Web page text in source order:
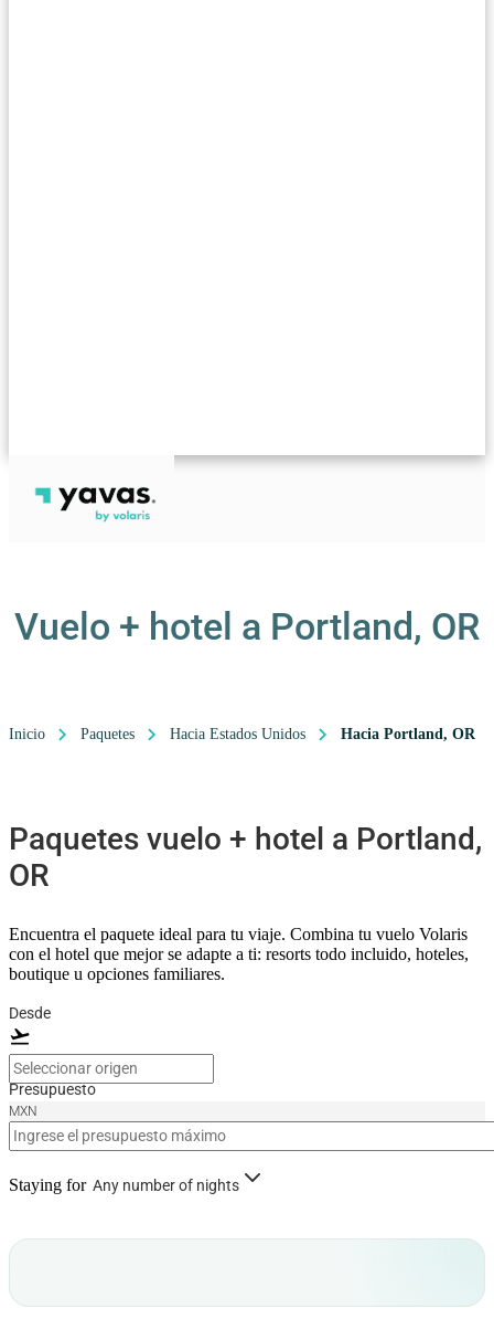
Vuelo + hotel a Portland, OR
Inicio Paquetes Hacia Estados Unidos Hacia Portland, OR
Paquetes vuelo + hotel a Portland,
OR
Encuentra el paquete ideal para tu viaje. Combina tu vuelo Volaris
con el hotel que mejor se adapte a ti: resorts todo incluido, hoteles,
boutique u opciones familiares.
Desde
flight_takeoff
Presupuesto
MXN
Staying for Any number of nights